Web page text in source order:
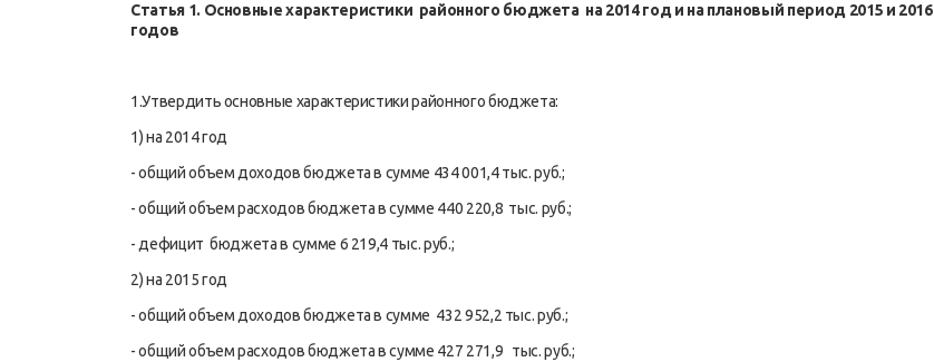
Статья 1. Основные характеристики районного бюджета на 2014 год и на плановый период 2015 и 2016
годов
1.Утвердить основные характеристики районного бюджета:
1) на 2014 год
- общий объем доходов бюджета в сумме 434 001,4 тыс. руб.;
- общий объем расходов бюджета в сумме 440 220,8 тыс. руб.;
- дефицит бюджета в сумме 6 219,4 тыс. руб.;
2) на 2015 год
- общий объем доходов бюджета в сумме 432 952,2 тыс. руб.;
- общий объем расходов бюджета в сумме 427 271,9 тыс. руб.;